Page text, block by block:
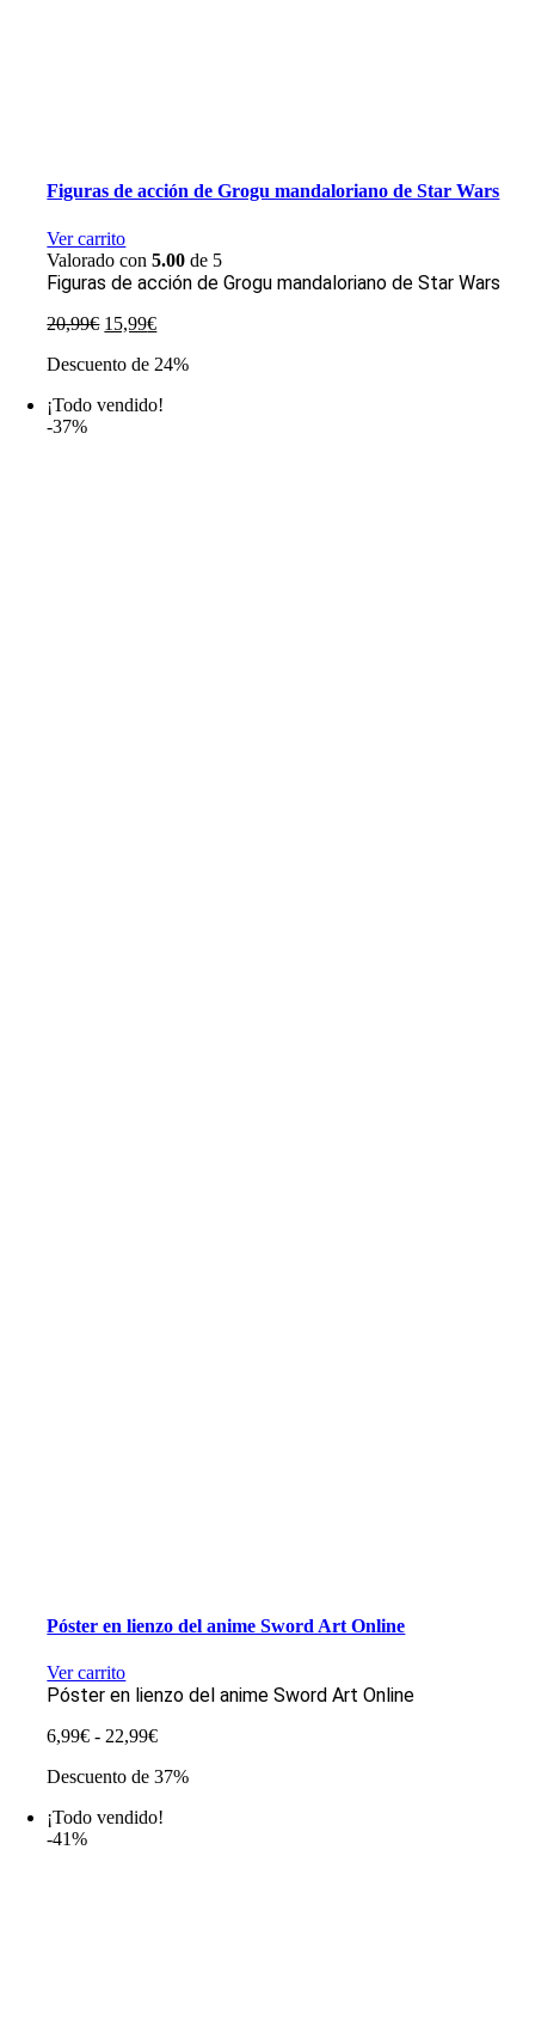
Figuras de acción de Grogu mandaloriano de Star Wars
Ver carrito
Valorado con5.00 de 5
Figuras de acción de Grogu mandaloriano de Star Wars
20,99€ El
original
20,99€.
15,99€El
actual
15,99€.
Descuento de 24%
¡Todo vendido!
-37%
Póster en lienzo del anime Sword Art Online
Ver carrito
Póster en lienzo del anime Sword Art Online
6,99€ - 22,99€Rango
precios:
6,99€
Descuento de 37%
¡Todo vendido!
-41%